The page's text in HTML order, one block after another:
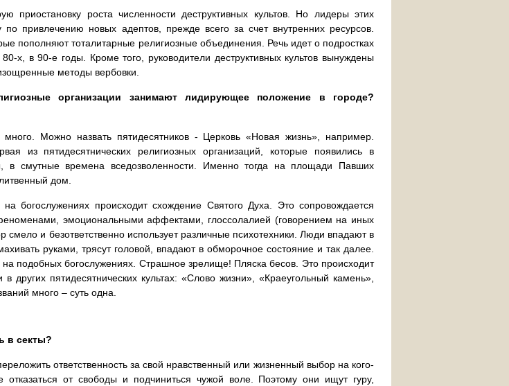
приостановку роста численности деструктивных культов. Но лидеры этих
привлечению новых адептов, прежде всего за счет внутренних ресурсов.
пополняют тоталитарные религиозные объединения. Речь идет о подростках
х, в 90-е годы. Кроме того, руководители деструктивных культов вынуждены
методы вербовки.
организации занимают лидирующее положение в городе?
Можно назвать пятидесятников - Церковь «Новая жизнь», например.
из пятидесятнических религиозных организаций, которые появились в
в смутные времена вседозволенности. Именно тогда на площади Павших
дом.
богослужениях происходит схождение Святого Духа. Это сопровождается
эмоциональными аффектами, глоссолалией (говорением на иных
и безответственно использует различные психотехники. Люди впадают в
руками, трясут головой, впадают в обморочное состояние и так далее.
на подобных богослужениях. Страшное зрелище! Пляска бесов. Это происходит
других пятидесятнических культах: «Слово жизни», «Краеугольный камень»,
много – суть одна.
в секты?
ответственность за свой нравственный или жизненный выбор на кого-
от свободы и подчиниться чужой воле. Поэтому они ищут гуру,